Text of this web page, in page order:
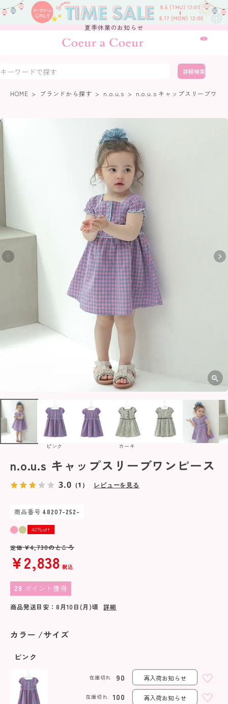
夏季休業のお知らせ
0
詳細検索
HOME ブランドから探す n.o.u.s n.o.u.s キャップスリーブワン
ピンク カーキ
n.o.u.s キャップスリーブワンピース
3.0 （1） レビューを見る
商品番号 48207-252-
40％off
定価 ¥4,730のところ
¥2,838 税込
28 ポイント獲得
商品発送目安： 8月10日(月)頃 詳細
カラー サイズ
ピンク
90
在庫切れ 再入荷お知らせ
100
在庫切れ 再入荷お知らせ